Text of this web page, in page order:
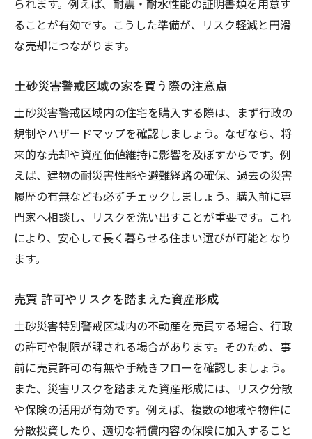
ることが有効です。こうした準備が、リスク軽減と円滑
な売却につながります。
土砂災害警戒区域の家を買う際の注意点
土砂災害警戒区域内の住宅を購入する際は、まず行政の
規制やハザードマップを確認しましょう。なぜなら、将
来的な売却や資産価値維持に影響を及ぼすからです。例
えば、建物の耐災害性能や避難経路の確保、過去の災害
履歴の有無なども必ずチェックしましょう。購入前に専
門家へ相談し、リスクを洗い出すことが重要です。これ
により、安心して長く暮らせる住まい選びが可能となり
ます。
売買 許可やリスクを踏まえた資産形成
土砂災害特別警戒区域内の不動産を売買する場合、行政
の許可や制限が課される場合があります。そのため、事
前に売買許可の有無や手続きフローを確認しましょう。
また、災害リスクを踏まえた資産形成には、リスク分散
や保険の活用が有効です。例えば、複数の地域や物件に
分散投資したり、適切な補償内容の保険に加入すること